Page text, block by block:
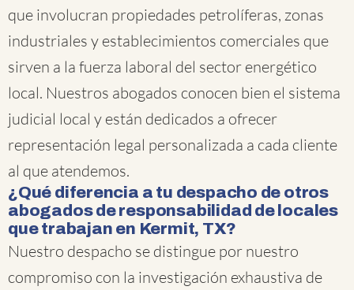
que involucran propiedades petrolíferas, zonas
industriales y establecimientos comerciales que
sirven a la fuerza laboral del sector energético
local. Nuestros abogados conocen bien el sistema
judicial local y están dedicados a ofrecer
representación legal personalizada a cada cliente
al que atendemos.
¿Qué diferencia a tu despacho de otros
abogados de responsabilidad de locales
que trabajan en Kermit, TX?
Nuestro despacho se distingue por nuestro
compromiso con la investigación exhaustiva de